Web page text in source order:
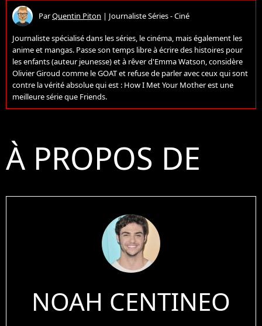
ParQuentin Piton | Journaliste Séries - Ciné
Journaliste spécialisé dans les séries, le cinéma, mais également les
anime et mangas. Passe son temps libre à écrire des histoires pour
les enfants (auteur jeunesse) et à rêver d'Emma Watson, considère
Olivier Giroud comme le GOAT et refuse de parler avec ceux qui sont
contre la vérité absolue qui est : How I Met Your Mother est une
meilleure série que Friends.
À PROPOS DE
NOAH CENTINEO